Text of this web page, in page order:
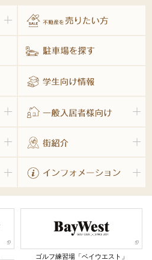
ゴルフ練習場「ベイウエスト」